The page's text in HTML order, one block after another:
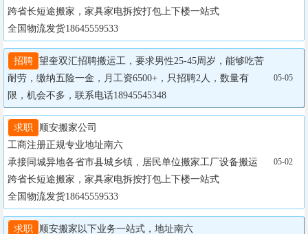
跨省长短途搬家，家具家电拆按打包上下楼一站式
全国物流发货18645559533
招聘 望奎双汇招聘搬运工，要求男性25-45周岁，能够吃苦
耐劳，缴纳五险一金，月工资6500+，只招聘2人，数量有
限，机会不多，联系电话18945545348
05-05
求职
顺安搬家公司
工商注册正规专业地址南六
承接同城异地各省市县城乡镇，居民单位搬家工厂设备搬运
跨省长短途搬家，家具家电拆按打包上下楼一站式
全国物流发货18645559533
05-02
求职
顺安搬家以下业务一站式，地址南六